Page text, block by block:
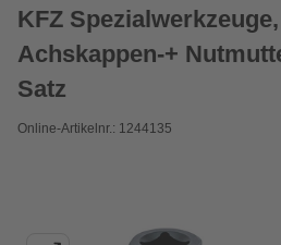
KFZ
Achskappen-+
Satz
Online-Artikelnr.: 1244135